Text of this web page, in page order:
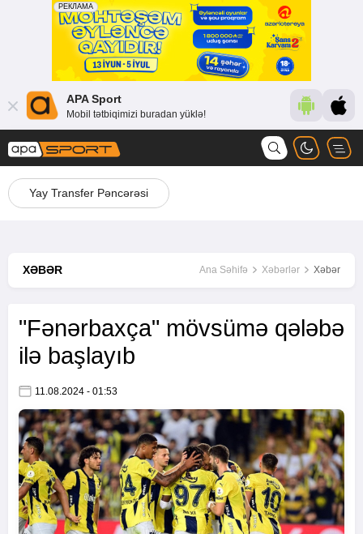
APA Sport
Mobil tətbiqimizi buradan yüklə!
Yay Transfer Pəncərəsi
XƏBƏR Ana Səhifə Xəbərlər Xəbər
"Fənərbaxça" mövsümə qələbə
ilə başlayıb
11.08.2024 - 01:53